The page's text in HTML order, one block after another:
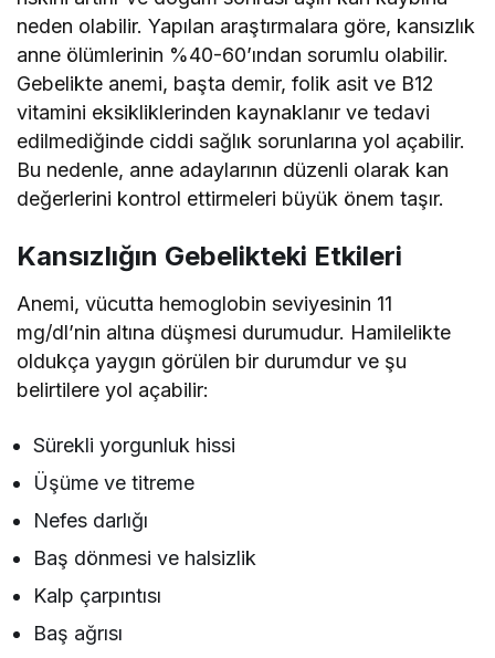
neden olabilir. Yapılan araştırmalara göre, kansızlık
anne ölümlerinin %40-60’ından sorumlu olabilir.
Gebelikte anemi, başta demir, folik asit ve B12
vitamini eksikliklerinden kaynaklanır ve tedavi
edilmediğinde ciddi sağlık sorunlarına yol açabilir.
Bu nedenle, anne adaylarının düzenli olarak kan
değerlerini kontrol ettirmeleri büyük önem taşır.
Kansızlığın Gebelikteki Etkileri
Anemi, vücutta hemoglobin seviyesinin 11
mg/dl’nin altına düşmesi durumudur. Hamilelikte
oldukça yaygın görülen bir durumdur ve şu
belirtilere yol açabilir:
Sürekli yorgunluk hissi
Üşüme ve titreme
Nefes darlığı
Baş dönmesi ve halsizlik
Kalp çarpıntısı
Baş ağrısı